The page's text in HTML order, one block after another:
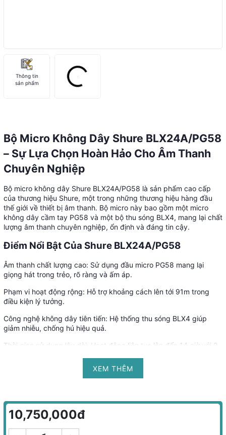
Thông tin
sản phẩm
Bộ Micro Không Dây Shure BLX24A/PG58
– Sự Lựa Chọn Hoàn Hảo Cho Âm Thanh
Chuyên Nghiệp
Bộ micro không dây Shure BLX24A/PG58 là sản phẩm cao cấp
của thương hiệu Shure, một trong những thương hiệu hàng đầu
thế giới về thiết bị âm thanh. Bộ micro này bao gồm một micro
không dây cầm tay PG58 và một bộ thu sóng BLX4, mang lại chất
lượng âm thanh chuyên nghiệp, ổn định và đáng tin cậy.
Điểm Nổi Bật Của Shure BLX24A/PG58
Âm thanh chất lượng cao: Sử dụng đầu micro PG58 mang lại
giọng hát trong trẻo, rõ ràng và ấm áp.
Phạm vi hoạt động rộng: Hỗ trợ khoảng cách lên tới 91m trong
điều kiện lý tưởng.
Công nghệ không dây tiên tiến: Hệ thống thu sóng BLX4 giúp
giảm nhiễu, chống hú hiệu quả.
Thời gian sử dụng lâu dài: Hoạt động liên tục lên đến 14 giờ với 2
Thiết kế bền bỉ, chắc chắn: Vỏ micro được làm từ hợp kim cao
Thông Số Kỹ Thuật Của Micro Không Dây Shure
BLX24A/PG58
XEM THÊM
10,750,000đ